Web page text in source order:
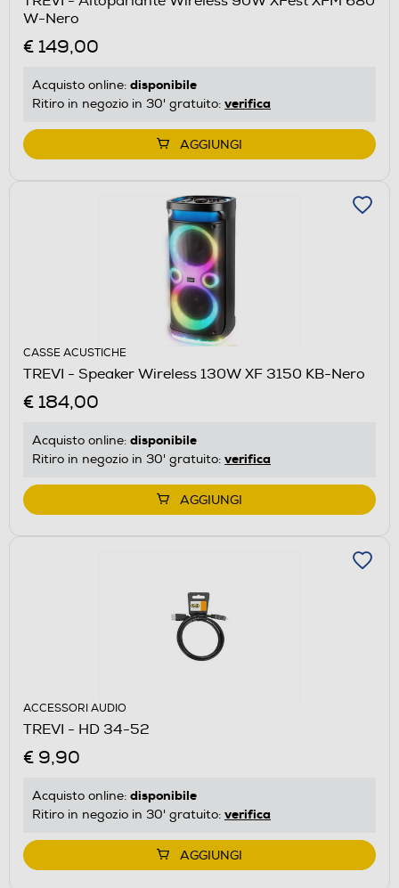
W-Nero
€ 149,00
Acquisto online: disponibile
Ritiro in negozio in 30' gratuito: verifica
AGGIUNGI
CASSE ACUSTICHE
TREVI - Speaker Wireless 130W XF 3150 KB-Nero
€ 184,00
Acquisto online: disponibile
Ritiro in negozio in 30' gratuito: verifica
AGGIUNGI
ACCESSORI AUDIO
TREVI - HD 34-52
€ 9,90
Acquisto online: disponibile
Ritiro in negozio in 30' gratuito: verifica
AGGIUNGI